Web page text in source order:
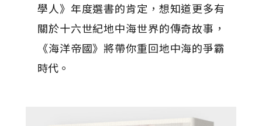
學人》年度選書的肯定，想知道更多有
關於十六世紀地中海世界的傳奇故事，
《海洋帝國》將帶你重回地中海的爭霸
時代。